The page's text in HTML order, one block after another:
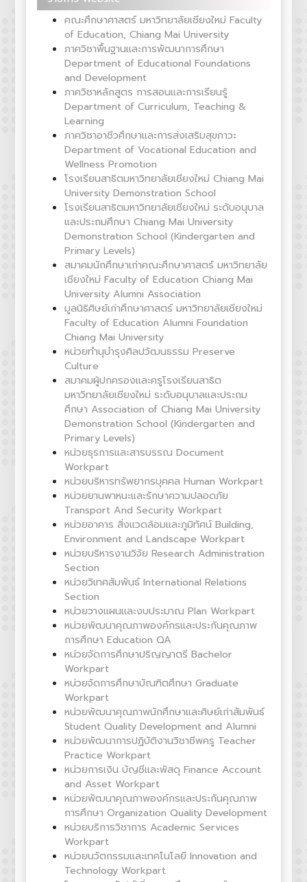
คณะศึกษาศาสตร์ มหาวิทยาลัยเชียงใหม่ Faculty
of Education, Chiang Mai University
ภาควิชาพื้นฐานและการพัฒนาการศึกษา
Department of Educational Foundations
and Development
ภาควิชาหลักสูตร การสอนและการเรียนรู้
Department of Curriculum, Teaching &
Learning
ภาควิชาอาชีวศึกษาและการส่งเสริมสุขภาวะ
Department of Vocational Education and
Wellness Promotion
โรงเรียนสาธิตมหาวิทยาลัยเชียงใหม่ Chiang Mai
University Demonstration School
โรงเรียนสาธิตมหาวิทยาลัยเชียงใหม่ ระดับอนุบาล
และประถมศึกษา Chiang Mai University
Demonstration School (Kindergarten and
Primary Levels)
สมาคมนักศึกษาเก่าคณะศึกษาศาสตร์ มหาวิทยาลัย
เชียงใหม่ Faculty of Education Chiang Mai
University Alumni Association
มูลนิธิศิษย์เก่าศึกษาศาสตร์ มหาวิทยาลัยเชียงใหม่
Faculty of Education Alumni Foundation
Chiang Mai University
หน่วยทำนุบำรุงศิลปวัฒนธรรม Preserve
Culture
สมาคมผู้ปกครองและครูโรงเรียนสาธิต
มหาวิทยาลัยเชียงใหม่ ระดับอนุบาลและประถม
ศึกษา Association of Chiang Mai University
Demonstration School (Kindergarten and
Primary Levels)
หน่วยธุรการและสารบรรณ Document
Workpart
หน่วยบริหารทรัพยากรบุคคล Human Workpart
หน่วยยานพาหนะและรักษาความปลอดภัย
Transport And Security Workpart
หน่วยอาคาร สิ่งแวดล้อมและภูมิทัศน์ Building,
Environment and Landscape Workpart
หน่วยบริหารงานวิจัย Research Administration
Section
หน่วยวิเทศสัมพันธ์ International Relations
Section
หน่วยวางแผนและงบประมาณ Plan Workpart
หน่วยพัฒนาคุณภาพองค์กรและประกันคุณภาพ
การศึกษา Education QA
หน่วยจัดการศึกษาปริญญาตรี Bachelor
Workpart
หน่วยจัดการศึกษาบัณฑิตศึกษา Graduate
Workpart
หน่วยพัฒนาคุณภาพนักศึกษาและศิษย์เก่าสัมพันธ์
Student Quality Development and Alumni
หน่วยพัฒนาการปฏิบัติงานวิชาชีพครู Teacher
Practice Workpart
หน่วยการเงิน บัญชีและพัสดุ Finance Account
and Asset Workpart
หน่วยพัฒนาคุณภาพองค์กรและประกันคุณภาพ
การศึกษา Organization Quality Development
หน่วยบริการวิชาการ Academic Services
Workpart
หน่วยนวัตกรรมและเทคโนโลยี Innovation and
Technology Workpart